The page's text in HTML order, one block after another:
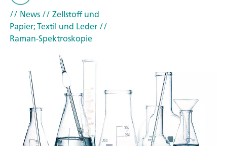
// News// Zellstoff und
Papier; Textil und Leder//
Raman-Spektroskopie